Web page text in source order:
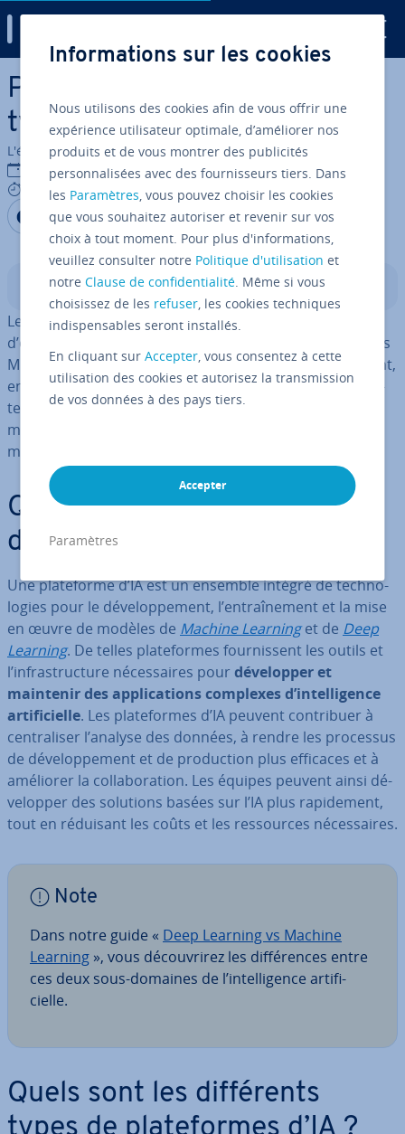
Aller au contenu principal
Pla­te­formes IA : fonctions,
types et cas d’uti­li­sa­tion
L'équipe édi­to­riale IONOS
10/11/2025
9 mins
Partager sur Facebook
Partager sur Twitter
Partager sur LinkedIn
Sommaire
Les pla­te­formes d’IA per­met­tent de dé­ve­lop­per et
d’optimiser des modèles de Machine Learning. Outre les
MLOps et l’IA gé­né­ra­tive, leurs prin­ci­pales fonctions sont,
entre autres, l’évo­lu­ti­vité et l’au­to­ma­ti­sa­tion. Elles fa­ci­li­
tent la prise de décisions fondées sur les données, per­
met­tent d’optimiser les processus et d’utiliser ef­fi­ca­ce­
ment les outils d’IA.
Qu’est-ce qu’une pla­te­forme
d’IA ?
Une pla­te­forme d’IA est un ensemble intégré de tech­no­
lo­gies pour le dé­ve­lop­pe­ment, l’en­traî­ne­ment et la mise
en œuvre de modèles de Machine Learninget de Deep
Learning. De telles pla­te­formes four­nis­sent les outils et
l’in­fras­truc­ture né­ces­saires pour dé­ve­lop­per et
maintenir des ap­pli­ca­tions complexes d’in­tel­li­gence
ar­ti­fi­cielle. Les pla­te­formes d’IA peuvent con­tri­buer à
cen­tra­li­ser l’analyse des données, à rendre les processus
de dé­ve­lop­pe­ment et de pro­duc­tion plus efficaces et à
améliorer la col­la­bo­ra­tion. Les équipes peuvent ainsi dé­
ve­lop­per des solutions basées sur l’IA plus ra­pi­de­ment,
tout en réduisant les coûts et les res­sources né­ces­saires.
Note
Dans notre guide « Deep Learning vs Machine
Learning », vous dé­cou­vri­rez les dif­fé­rences entre
ces deux sous-domaines de l’in­tel­li­gence ar­ti­fi­
cielle.
Quels sont les dif­fé­rents
Informations sur les cookies
Nous utilisons des cookies afin de vous offrir une
expérience utilisateur optimale, d’améliorer nos
produits et de vous montrer des publicités
personnalisées avec des fournisseurs tiers. Dans
les Paramètres, vous pouvez choisir les cookies
que vous souhaitez autoriser et revenir sur vos
choix à tout moment. Pour plus d'informations,
veuillez consulter notre Politique d'utilisation et
notreClause de confidentialité. Même si vous
choisissez de les refuser, les cookies techniques
indispensables seront installés.
En cliquant surAccepter, vous consentez à cette
utilisation des cookies et autorisez la transmission
de vos données à des pays tiers.
Accepter
Paramètres